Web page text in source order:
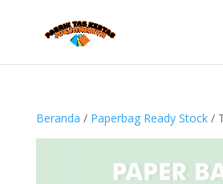
Beranda / Paperbag Ready Stock/